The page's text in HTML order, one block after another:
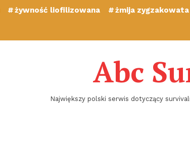
żywność liofilizowana żmija zygzakowata
Abc
Największy polski serwis dotyczący